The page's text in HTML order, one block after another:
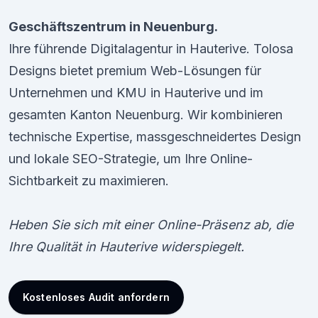
Geschäftszentrum in Neuenburg.
Ihre führende Digitalagentur in Hauterive. Tolosa
Designs bietet premium Web-Lösungen für
Unternehmen und KMU in Hauterive und im
gesamten Kanton Neuenburg. Wir kombinieren
technische Expertise, massgeschneidertes Design
und lokale SEO-Strategie, um Ihre Online-
Sichtbarkeit zu maximieren.
Heben Sie sich mit einer Online-Präsenz ab, die
Ihre Qualität in Hauterive widerspiegelt.
Kostenloses Audit anfordern